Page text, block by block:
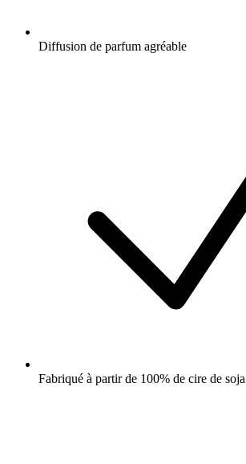
Diffusion de parfum agréable
Fabriqué à partir de 100% de cire de soja